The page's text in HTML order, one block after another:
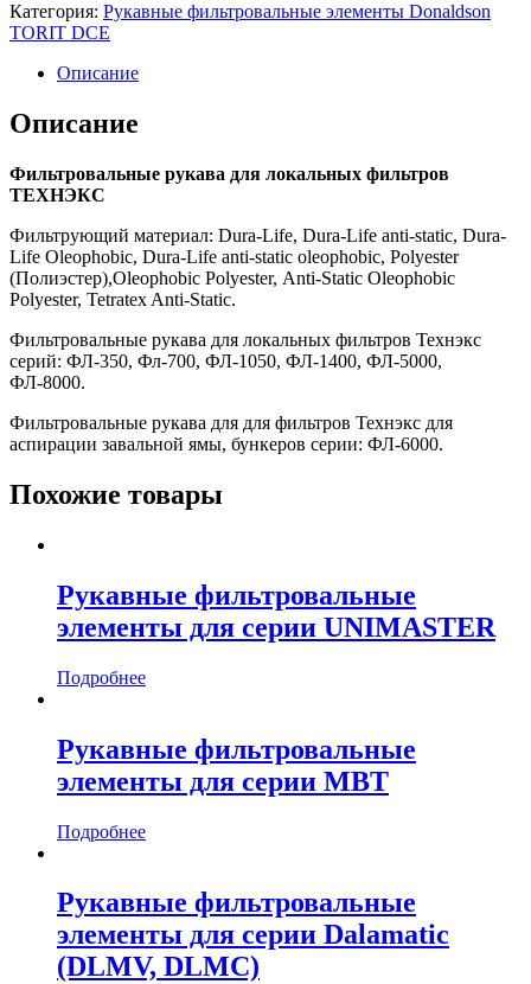
Категория: Рукавные фильтровальные элементы Donaldson
TORIT DCE
Описание
Описание
Фильтровальные рукава для локальных фильтров
ТЕХНЭКС
Фильтрующий материал: Dura-Life, Dura-Life anti-static, Dura-
Life Oleophobic, Dura-Life anti-static oleophobic, Polyester
(Полиэстер),Oleophobic Polyester, Anti-Static Oleophobic
Polyester, Tetratex Anti-Static.
Фильтровальные рукава для локальных фильтров Технэкс
серий: ФЛ-350, Фл-700, ФЛ-1050, ФЛ-1400, ФЛ-5000,
ФЛ-8000.
Фильтровальные рукава для для фильтров Технэкс для
аспирации завальной ямы, бункеров серии: ФЛ-6000.
Похожие товары
Рукавные фильтровальные
элементы для серии UNIMASTER
Подробнее
Рукавные фильтровальные
элементы для серии MBT
Подробнее
Рукавные фильтровальные
элементы для серии Dalamatic
(DLMV, DLMC)